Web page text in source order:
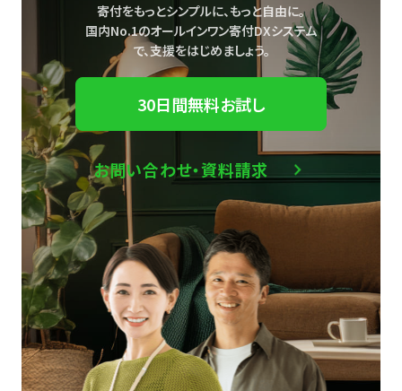
寄付をもっとシンプルに、もっと自由に。
国内No.1のオールインワン寄付DXシステム
で、支援をはじめましょう。
30日間無料お試し
お問い合わせ・資料請求